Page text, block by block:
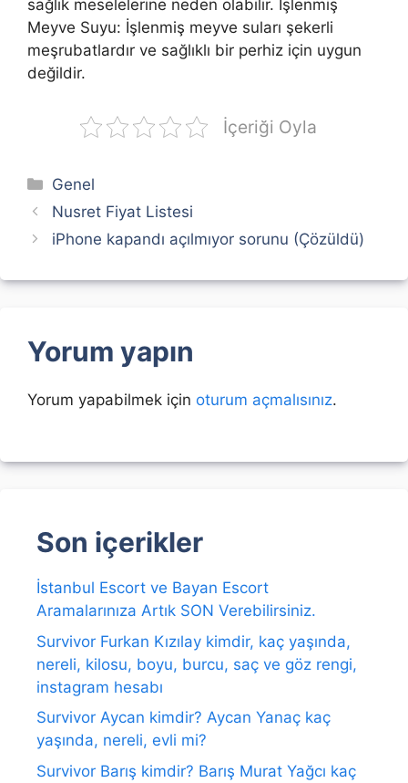
sağlık meselelerine neden olabilir. İşlenmiş
Meyve Suyu: İşlenmiş meyve suları şekerli
meşrubatlardır ve sağlıklı bir perhiz için uygun
değildir.
İçeriği Oyla
Kategoriler
Genel
Nusret Fiyat Listesi
iPhone kapandı açılmıyor sorunu (Çözüldü)
Yorum yapın
Yorum yapabilmek için oturum açmalısınız.
Son içerikler
İstanbul Escort ve Bayan Escort
Aramalarınıza Artık SON Verebilirsiniz.
Survivor Furkan Kızılay kimdir, kaç yaşında,
nereli, kilosu, boyu, burcu, saç ve göz rengi,
instagram hesabı
Survivor Aycan kimdir? Aycan Yanaç kaç
yaşında, nereli, evli mi?
Survivor Barış kimdir? Barış Murat Yağcı kaç